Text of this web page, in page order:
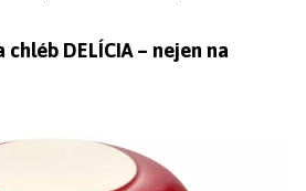
DELÍCIA – nejen na